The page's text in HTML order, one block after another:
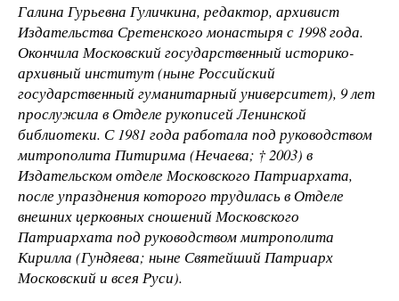
Галина Гурьевна Гуличкина, редактор, архивист
Издательства Сретенского монастыря с 1998 года.
Окончила Московский государственный историко-
архивный институт (ныне Российский
государственный гуманитарный университет), 9 лет
прослужила в Отделе рукописей Ленинской
библиотеки. С 1981 года работала под руководством
митрополита Питирима (Нечаева; † 2003) в
Издательском отделе Московского Патриархата,
после упразднения которого трудилась в Отделе
внешних церковных сношений Московского
Патриархата под руководством митрополита
Кирилла (Гундяева; ныне Святейший Патриарх
Московский и всея Руси).